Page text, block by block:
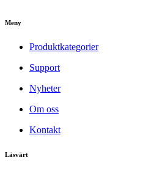
Meny
Produktkategorier
Support
Nyheter
Om oss
Kontakt
Läsvärt